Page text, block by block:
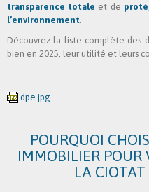
transparence totale et de
l’environnement
Découvrez la liste complète des
bien en 2025, leur utilité et leurs
dpe.jpg
POURQUOI
IMMOBILIER POUR
LA